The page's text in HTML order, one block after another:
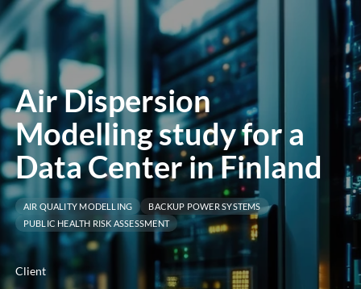
Air Dispersion
Modelling study for a
Data Center in Finland
AIR QUALITY MODELLING
BACKUP POWER SYSTEMS
PUBLIC HEALTH RISK ASSESSMENT
Client